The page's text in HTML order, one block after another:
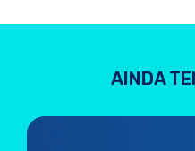
AINDA